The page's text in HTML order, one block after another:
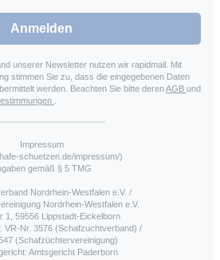
Anmelden
unserer Newsletter nutzen wir rapidmail. Mit
stimmen Sie zu, dass die eingegebenen Daten
werden. Beachten Sie bitte derenAGB und
Impressum
schuetzen.de/impressum/)
gemäß § 5 TMG
Nordrhein-Westfalen e.V. /
Nordrhein-Westfalen e.V.
1, 59556 Lippstadt-Eickelborn
VR-Nr. 3576 (Schafzuchtverband) /
(Schafzüchtervereinigung)
Amtsgericht Paderborn